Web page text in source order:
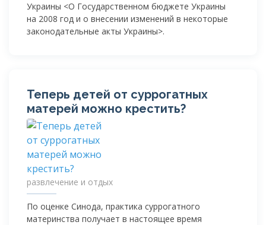
Украины <О Государственном бюджете Украины
на 2008 год и о внесении изменений в некоторые
законодательные акты Украины>.
Теперь детей от суррогатных
матерей можно крестить?
развлечение и отдых
По оценке Синода, практика суррогатного
материнства получает в настоящее время